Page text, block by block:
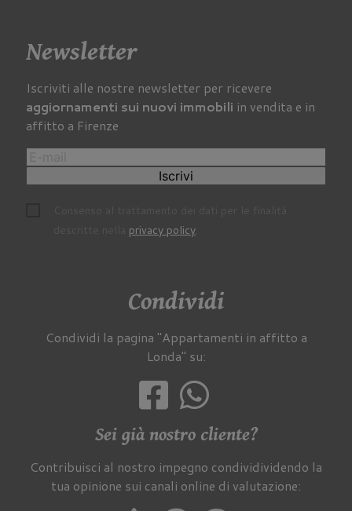
Newsletter
Iscriviti alle nostre newsletter per ricevere
aggiornamenti sui nuovi immobili in vendita e in
affitto a Firenze
Iscrivi
privacy policy.
Condividi
Condividi la pagina "Appartamenti in affitto a
Londa" su:
Sei già nostro cliente?
Contribuisci al nostro impegno condividividendo la
tua opinione sui canali online di valutazione: